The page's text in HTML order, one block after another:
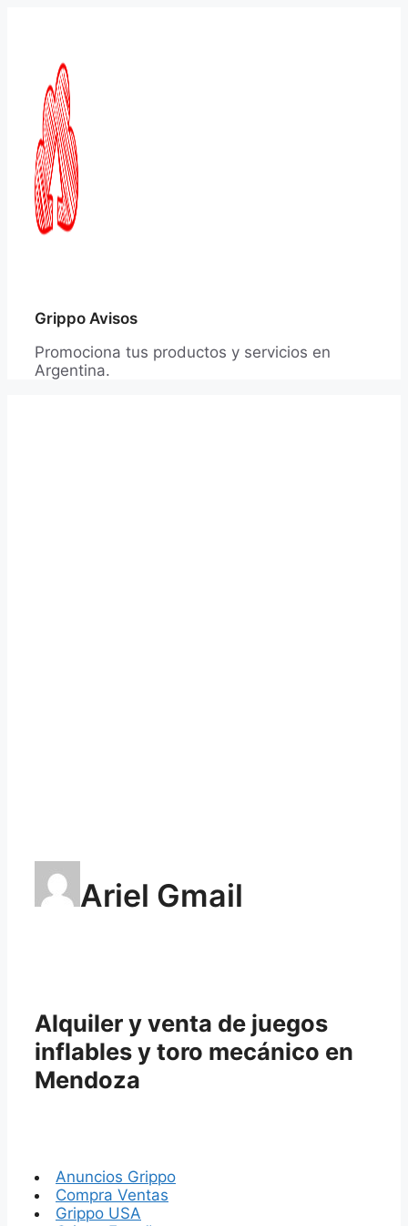
Grippo Avisos
Promociona tus productos y servicios en
Argentina.
Ariel Gmail
Alquiler y venta de juegos
inflables y toro mecánico en
Mendoza
Anuncios Grippo
Compra Ventas
Grippo USA